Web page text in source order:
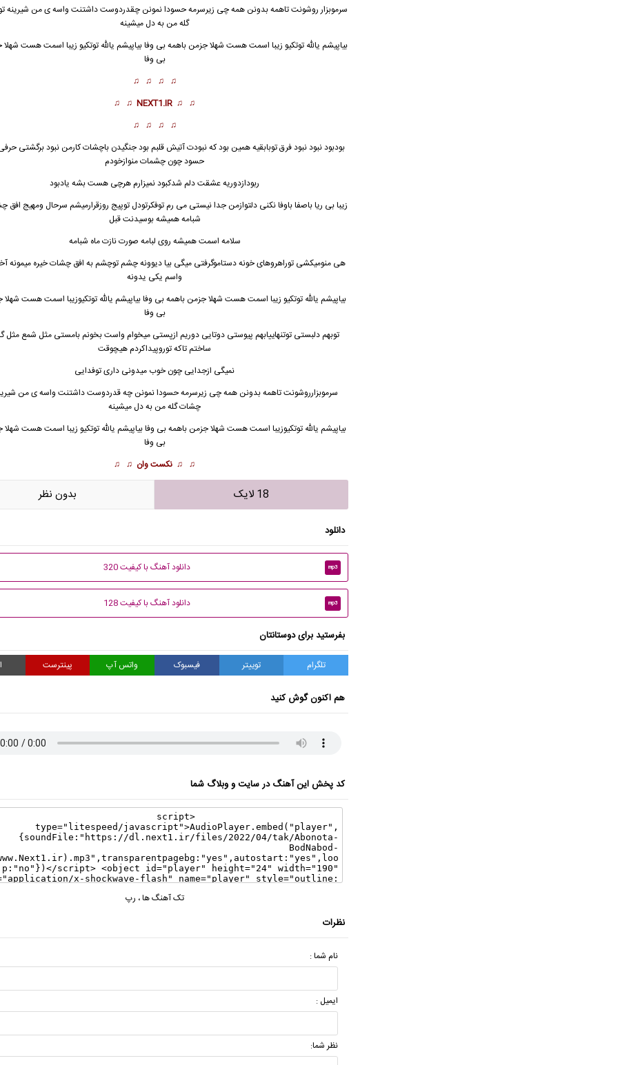
سرموبزار روشونت تاهمه بدونن همه چی زیرسرمه حسودا نمونن چقدردوست داشتنت واسه ی من شیرینه
گله من به دل میشینه
بیاپیشم یالله توتکیو زیبا اسمت هست شهلا جزمن باهمه بی وفا بیاپیشم یالله توتکیو زیبا اسمت هست
بی وفا
♫ ♫ ♫ ♫
♫ ♫
NEXT1.IR
♫ ♫
♫ ♫ ♫ ♫
بودبود نبودنبود فرق توبابقیه همین بود که نبودت آتیش قلبم بود جنگیدن باچشات کارمن نبود برگشتی
حسود چون چشمات منوازخودم
ربودازدوریه عشقت دلم شدکبود نمیزارم هرچی هست بشه یادبود
زیبا بی ریا باصفا باوفا نکنی دلتوازمن جدا نیستی می رم توفکرتودل توپیج روزقرارمیشم سرحال ومهیج
شبامه همیشه بوسیدنت قبل
سلامه اسمت همیشه روی لبامه صورت نازت ماه شبامه
هی منومیکشی توراهروهای خونه دستاموگرفتی میگی بیا دیوونه چشم توچشم به افق چشات خیره میمونه
واسم یکی یدونه
بیاپیشم یالله توتکیو زیبا اسمت هست شهلا جزمن باهمه بی وفا بیاپیشم یالله توتکیوزیبا اسمت هست
بی وفا
توبهم دلبستی توتنهاییابهم پیوستی دوتایی دوریم ازپستی میخوام واست بخونم بامستی مثل شمع
ساختم تاکه توروپیداکردم هیچوقت
نمیگی ازجدایی چون خوب میدونی داری توفدایی
سرموبزارروشونت تاهمه بدونن همه چی زیرسرمه حسودا نمونن چه قدردوست داشتنت واسه ی من
چشات گله من به دل میشینه
بیاپیشم یالله توتکیوزیبا اسمت هست شهلا جزمن باهمه بی وفا بیاپیشم یالله توتکیو زیبا اسمت هست
بی وفا
♫ ♫ نکست وان ♫ ♫
18 لایک بدون نظر
دانلود
mp3 دانلود آهنگ با کیفیت 320
mp3 دانلود آهنگ با کیفیت 128
بفرستید برای دوستانتان
تلگرام توییتر فیسبوک واتس آپ پینترست
هم اکنون گوش کنید
کد پخش این آهنگ در سایت و وبلاگ شما
تک آهنگ ها، رپ
نظرات
نام شما :
ایمیل :
نظر شما: